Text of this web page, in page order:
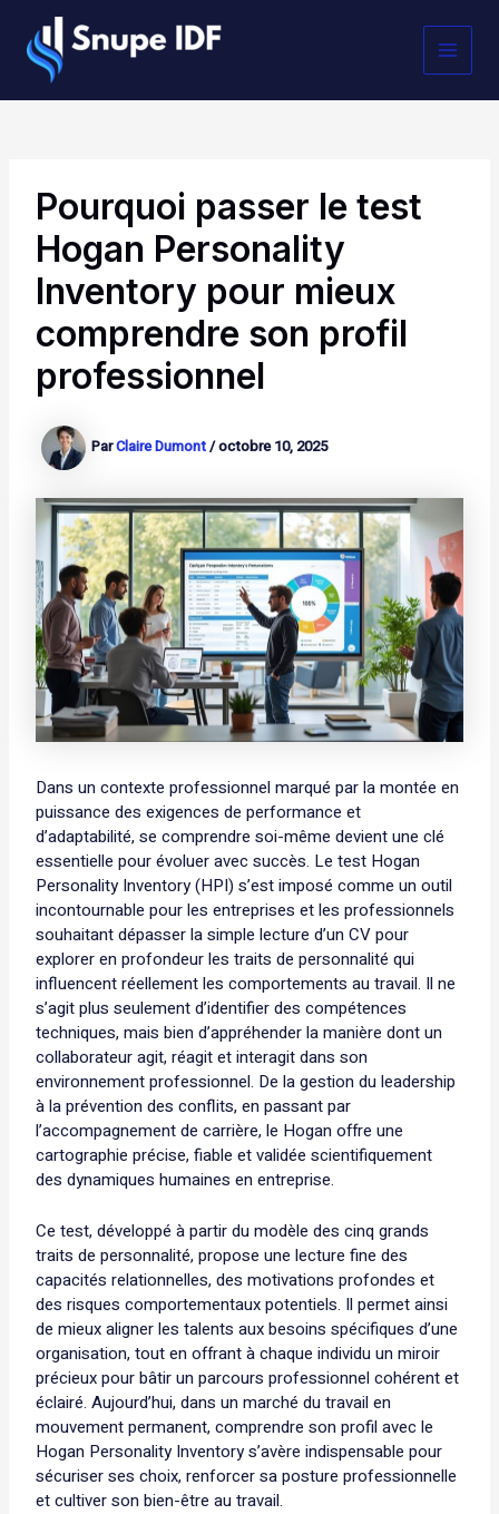
contenu
Pourquoi passer le test
Hogan Personality
Inventory pour mieux
comprendre son profil
professionnel
ParClaire Dumont/octobre 10, 2025
Dans un contexte professionnel marqué par la montée en
puissance des exigences de performance et
d’adaptabilité, se comprendre soi-même devient une clé
essentielle pour évoluer avec succès. Le test Hogan
Personality Inventory (HPI) s’est imposé comme un outil
incontournable pour les entreprises et les professionnels
souhaitant dépasser la simple lecture d’un CV pour
explorer en profondeur les traits de personnalité qui
influencent réellement les comportements au travail. Il ne
s’agit plus seulement d’identifier des compétences
techniques, mais bien d’appréhender la manière dont un
collaborateur agit, réagit et interagit dans son
environnement professionnel. De la gestion du leadership
à la prévention des conflits, en passant par
l’accompagnement de carrière, le Hogan offre une
cartographie précise, fiable et validée scientifiquement
des dynamiques humaines en entreprise.
Ce test, développé à partir du modèle des cinq grands
traits de personnalité, propose une lecture fine des
capacités relationnelles, des motivations profondes et
des risques comportementaux potentiels. Il permet ainsi
de mieux aligner les talents aux besoins spécifiques d’une
organisation, tout en offrant à chaque individu un miroir
précieux pour bâtir un parcours professionnel cohérent et
éclairé. Aujourd’hui, dans un marché du travail en
mouvement permanent, comprendre son profil avec le
Hogan Personality Inventory s’avère indispensable pour
sécuriser ses choix, renforcer sa posture professionnelle
et cultiver son bien-être au travail.